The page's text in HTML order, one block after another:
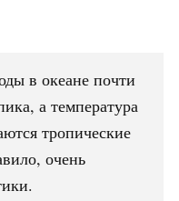
в океане почти
а температура
тропические
очень